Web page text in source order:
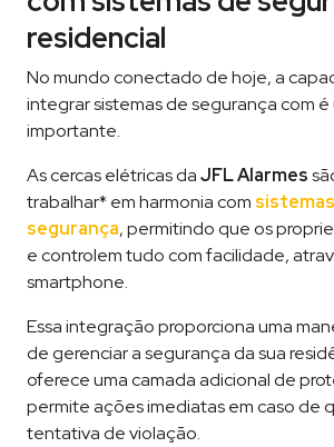
residencial
No mundo conectado de hoje, a
integrar sistemas de segurança com
importante.
As cercas elétricas daJFL Alarmes
trabalhar* em harmonia com
segurança, permitindo que os
e controlem tudo com facilidade,
smartphone.
Essa integração proporciona uma
de gerenciar a segurança da sua
oferece uma camada adicional de
permite ações imediatas em caso de
tentativa de violação.